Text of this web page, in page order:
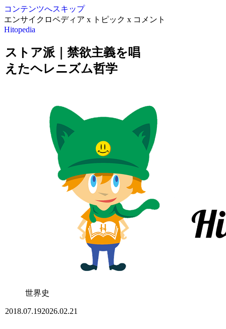
コンテンツへスキップ
エンサイクロペディア x トピック x コメント
Hitopedia
ストア派｜禁欲主義を唱
えたヘレニズム哲学
世界史
2018.07.192026.02.21